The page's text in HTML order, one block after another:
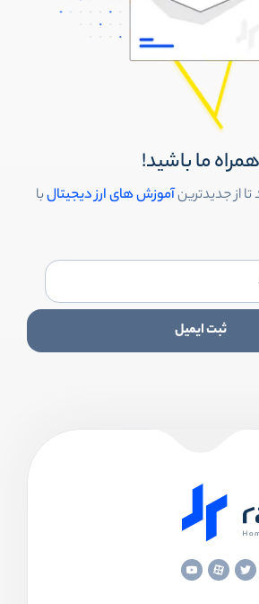
همراه ما باشید!
از جدیدترینآموزش های ارز دیجیتالبا
ثبت ایمیل